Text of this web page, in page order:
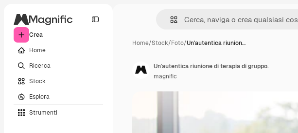
Crea
Home
Ricerca
Stock
Esplora
Strumenti
Home/Stock/Foto/Un'autentica riunion…
Un'autentica riunione di terapia di gruppo.
magnific